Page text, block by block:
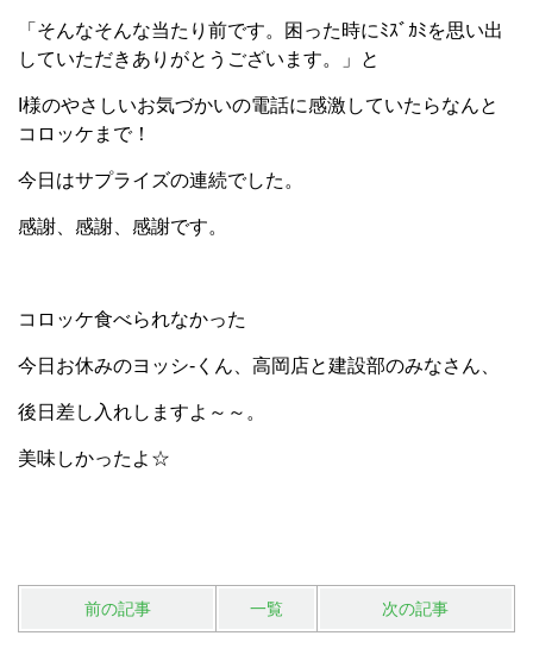
「そんなそんな当たり前です。困った時にﾐｽﾞｶﾐを思い出
していただきありがとうございます。」と
I様のやさしいお気づかいの電話に感激していたらなんと
コロッケまで！
今日はサプライズの連続でした。
感謝、感謝、感謝です。
コロッケ食べられなかった
今日お休みのヨッシ-くん、高岡店と建設部のみなさん、
後日差し入れしますよ～～。
美味しかったよ☆
前の記事 一覧 次の記事